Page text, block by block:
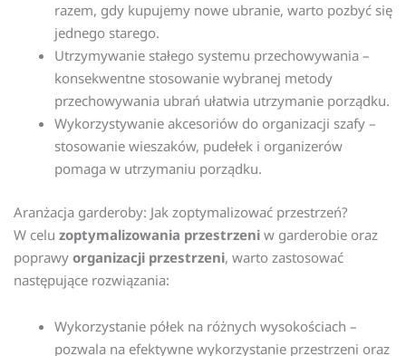
razem, gdy kupujemy nowe ubranie, warto pozbyć się
jednego starego.
Utrzymywanie stałego systemu przechowywania –
konsekwentne stosowanie wybranej metody
przechowywania ubrań ułatwia utrzymanie porządku.
Wykorzystywanie akcesoriów do organizacji szafy –
stosowanie wieszaków, pudełek i organizerów
pomaga w utrzymaniu porządku.
Aranżacja garderoby: Jak zoptymalizować przestrzeń?
W celu zoptymalizowania przestrzeni w garderobie oraz
poprawy organizacji przestrzeni, warto zastosować
następujące rozwiązania:
Wykorzystanie półek na różnych wysokościach –
pozwala na efektywne wykorzystanie przestrzeni oraz